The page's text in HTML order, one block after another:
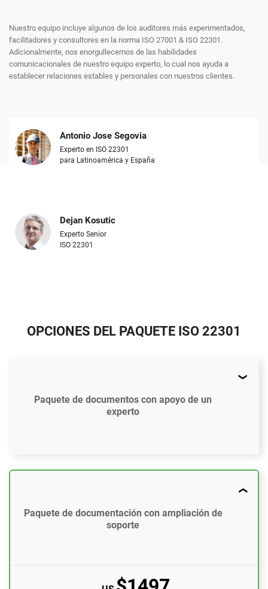
Nuestro equipo incluye algunos de los auditores más experimentados,
facilitadores y consultores en la norma ISO 27001 & ISO 22301.
Adicionalmente, nos enorgullecemos de las habilidades
comunicacionales de nuestro equipo experto, lo cual nos ayuda a
establecer relaciones estables y personales con nuestros clientes.
Antonio Jose Segovia
Experto en ISO 22301
para Latinoamérica y España
Dejan Kosutic
Experto Senior
ISO 22301
OPCIONES DEL PAQUETE ISO 22301
Paquete de documentos con apoyo de un
experto
US$897
37 plantillas de documentos que cumplen con ISO
22301
Soporte mediante correo electrónico
10 preguntas por mes
Paquete de documentación con ampliación de
soporte